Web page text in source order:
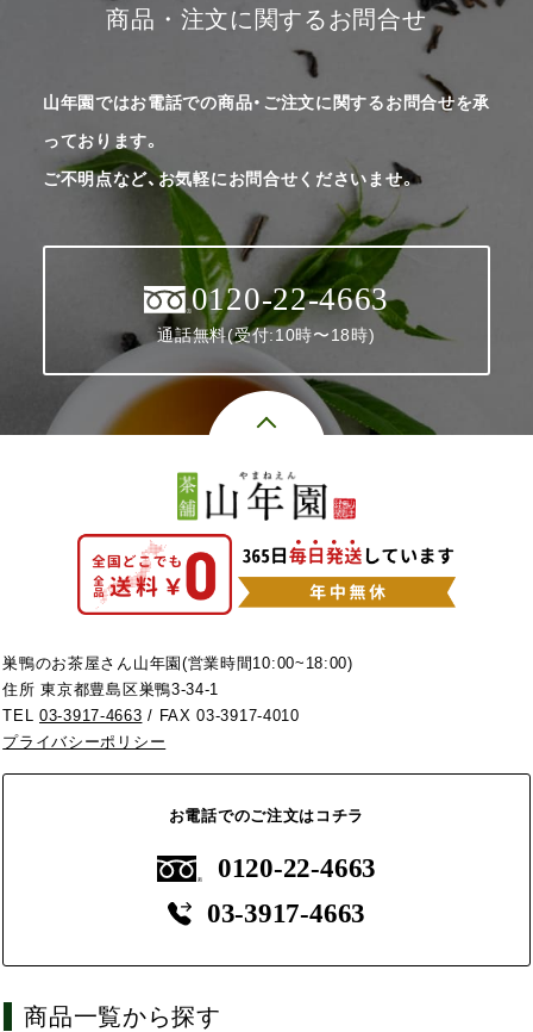
商品・注文に関するお問合せ
山年園ではお電話での商品・ご注文に関するお問合せを承
っております。
ご不明点など、お気軽にお問合せくださいませ。
0120-22-4663
通話無料(受付:10時〜18時)
巣鴨のお茶屋さん山年園(営業時間10:00~18:00)
住所 東京都豊島区巣鴨3-34-1
TEL03-3917-4663 / FAX 03-3917-4010
プライバシーポリシー
お電話でのご注文はコチラ
0120-22-4663
03-3917-4663
商品一覧から探す